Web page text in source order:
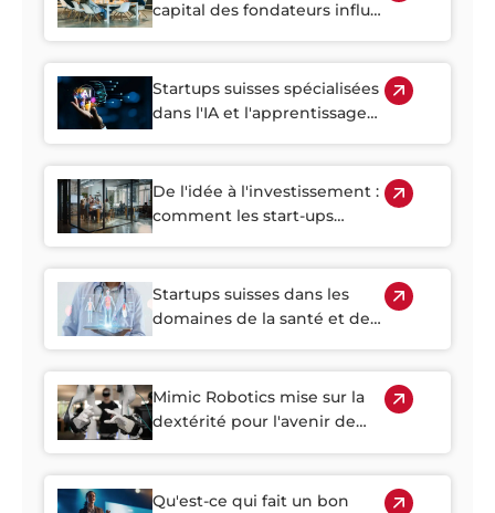
capital des fondateurs influe
stratégies de négociation
pour les fondateurs suisses
Startups suisses spécialisées
dans l'IA et l'apprentissage
l'intention des investisseurs
De l'idée à l'investissement :
comment les start-ups
financements sur les
plateformes de
crowdinvesting
Startups suisses dans les
domaines de la santé et des
règles d'investissement
Mimic Robotics mise sur la
dextérité pour l'avenir de
Qu'est-ce qui fait un bon